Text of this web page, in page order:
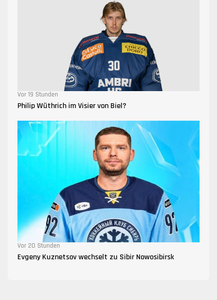
Vor 19 Stunden
Philip Wüthrich im Visier von Biel?
Vor 20 Stunden
Evgeny Kuznetsov wechselt zu Sibir Nowosibirsk